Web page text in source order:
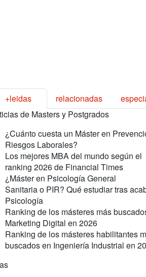
+leidas relacionadas
de Masters y Postgrados
¿Cuánto cuesta un Máster en
Riesgos Laborales?
Los mejores MBA del mundo según el
ranking 2026 de Financial Times
¿Máster en Psicología General
Sanitaria o PIR? Qué estudiar tras
Psicología
Ranking de los másteres más
Marketing Digital en 2026
Ranking de los másteres habilitantes
buscados en Ingeniería Industrial en